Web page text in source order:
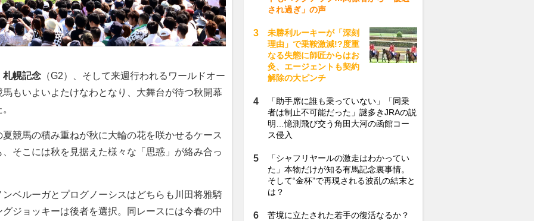
札幌記念 （G2）、そして来週行われるワールドオー
もいよいよたけなわとなり、大舞台が待つ秋開幕
競馬の積み重ねが秋に大輪の花を咲かせるケース
そこには秋を見据えた様々な「思惑」が絡み合っ
ベルーガとプログノーシスはどちらも川田将雅騎
ジョッキーは後者を選択。同レースには今春の中
され過ぎ」の声
未勝利ルーキーが「深刻
理由」で乗鞍激減!?度重
なる失態に師匠からはお
灸、エージェントも契約
解除の大ピンチ
「助手席に誰も乗っていない」「同乗
者は制止不可能だった」謎多きJRAの説
明…憶測飛び交う角田大河の函館コー
ス侵入
「シャフリヤールの激走はわかってい
た」本物だけが知る有馬記念裏事情。
そして“金杯”で再現される波乱の結末と
は？
苦境に立たされた若手の復活なるか？